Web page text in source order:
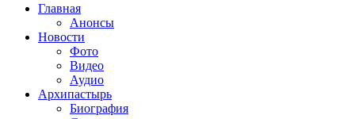
Главная
Анонсы
Новости
Фото
Видео
Аудио
Архипастырь
Биография